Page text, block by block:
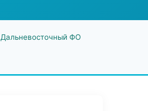
Дальневосточный ФО